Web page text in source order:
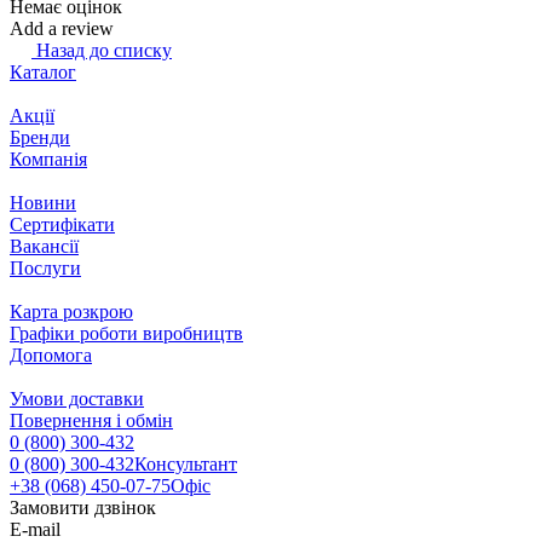
Немає оцінок
Add a review
Назад до списку
Каталог
Акції
Бренди
Компанія
Новини
Сертифікати
Вакансії
Послуги
Карта розкрою
Графіки роботи виробництв
Допомога
Умови доставки
Повернення і обмін
0 (800) 300-432
0 (800) 300-432Консультант
+38 (068) 450-07-75Офіс
Замовити дзвінок
E-mail